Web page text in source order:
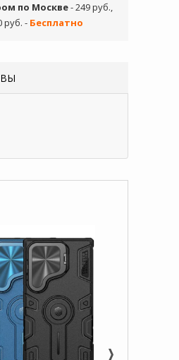
по Москве- 249 руб.,
руб. - Бесплатно